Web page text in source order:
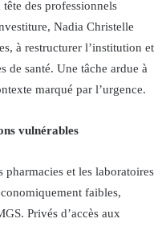
des professionnels
Nadia Christelle
à restructurer l’institution et
de santé. Une tâche ardue à
marqué par l’urgence.
vulnérables
pharmacies et les laboratoires
faibles,
Privés d’accès aux